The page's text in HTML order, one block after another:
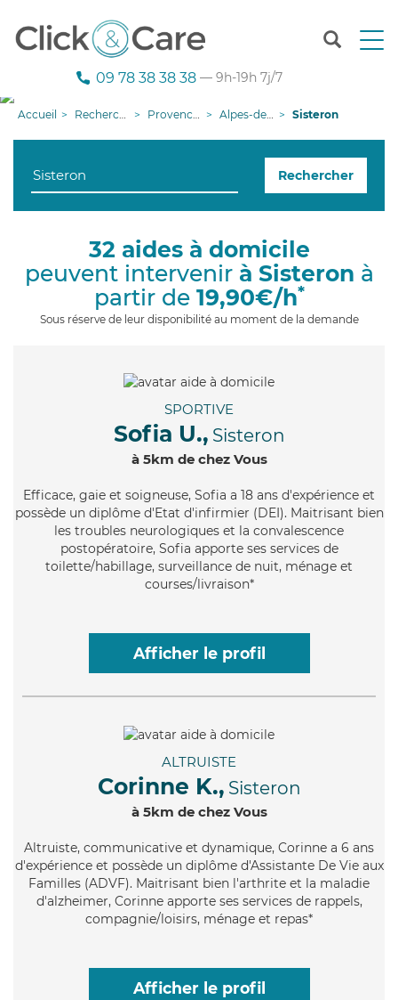
T
n
g
i
09 78 38 38 38 — 9h-19h 7j/7
Accueil Recherche aide à domicile Provence-Alpes-Côte d'Azur Alpes-de-Haute-Provence Sisteron
Rechercher
32 aides à domicile
peuvent intervenir à Sisteron à
partir de 19,90€/h*
Sous réserve de leur disponibilité au moment de la demande
SPORTIVE
Sofia U., Sisteron
à 5km de chez Vous
Efficace, gaie et soigneuse, Sofia a 18 ans d'expérience et
possède un diplôme d'Etat d'infirmier (DEI). Maitrisant bien
les troubles neurologiques et la convalescence
postopératoire, Sofia apporte ses services de
toilette/habillage, surveillance de nuit, ménage et
courses/livraison*
Afficher le profil
ALTRUISTE
Corinne K., Sisteron
à 5km de chez Vous
Altruiste, communicative et dynamique, Corinne a 6 ans
d'expérience et possède un diplôme d'Assistante De Vie aux
Familles (ADVF). Maitrisant bien l'arthrite et la maladie
d'alzheimer, Corinne apporte ses services de rappels,
compagnie/loisirs, ménage et repas*
Afficher le profil